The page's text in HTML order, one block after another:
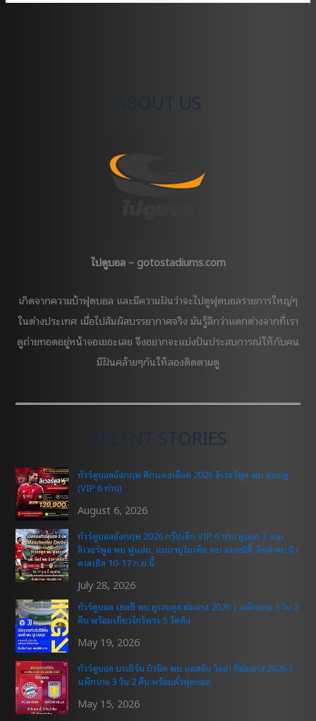
ABOUT US
ไปดูบอล – gotostadiums.com
เกิดจากความบ้าฟุตบอล และมีความฝันว่าจะไปดูฟุตบอลรายการใหญ่ๆ
ในต่างประเทศ เมื่อไปสัมผัสบรรยากาศจริง มันรู้สึกว่าแตกต่างจากที่เรา
ดูถ่ายทอดอยู่หน้าจอเยอะเลย จึงอยากจะแบ่งปันประสบการณ์ให้กับคน
มีฝันคล้ายๆกันให้ลองติดตามดู
RECENT STORIES
ทัวร์ดูบอลอังกฤษ ศึกแดงเดือด 2026 ลิเวอร์พูล พบ แมนยู
(VIP 6 ท่าน)
August 6, 2026
ทัวร์ดูบอลอังกฤษ 2026 กรุ๊ปเล็ก VIP 6 ท่าน ดูบอล 3 เกม
ลิเวอร์พูล พบ ฟูแล่ม, แมนฯยูไนเต็ด พบ แมนซิตี้, ลีดส์ พบ นิว
คาสเซิล 10-17 ก.ย.นี้
July 28, 2026
ทัวร์ดูบอล เชลซี พบ ยูเวนตุส ฮ่องกง 2026 | แพ็กเกจ 3 วัน 2
คืน พร้อมเที่ยวไหว้พระ 5 วัดดัง
May 19, 2026
ทัวร์ดูบอล บาเยิร์น มิวนิค พบ แอสตัน วิลล่า ที่ฮ่องกง 2026 |
แพ็กเกจ 3 วัน 2 คืน พร้อมตั๋วฟุตบอล
May 15, 2026